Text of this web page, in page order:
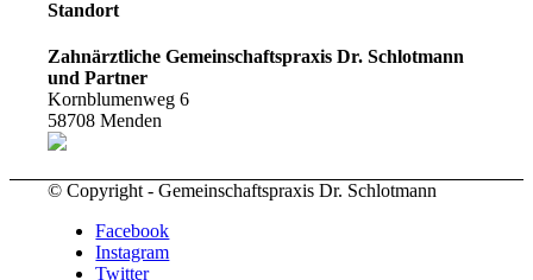
Standort
Zahnärztliche Gemeinschaftspraxis Dr. Schlotmann
und Partner
Kornblumenweg 6
58708 Menden
© Copyright - Gemeinschaftspraxis Dr. Schlotmann
Facebook
Instagram
Twitter